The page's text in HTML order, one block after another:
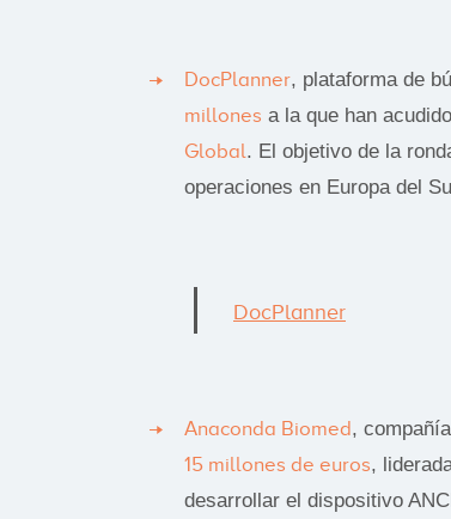
DocPlanner, plataforma de
millones a la que han
Global. El objetivo de la
operaciones en Europa del
DocPlanner
Anaconda Biomed,
15 millones de euros,
desarrollar el dispositivo